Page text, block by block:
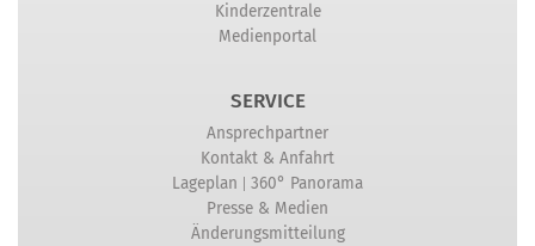
Kinderzentrale
Medienportal
SERVICE
Ansprechpartner
Kontakt & Anfahrt
Lageplan | 360° Panorama
Presse & Medien
Änderungsmitteilung